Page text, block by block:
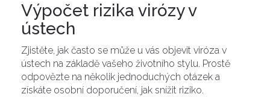
Výpočet rizika virózy v
ústech
Zjistěte, jak často se může u vás objevit viróza v
ústech na základě vašeho životního stylu. Prostě
odpovězte na několik jednoduchých otázek a
získáte osobní doporučení, jak snížit riziko.